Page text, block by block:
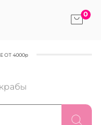
0
ОТ 4000р